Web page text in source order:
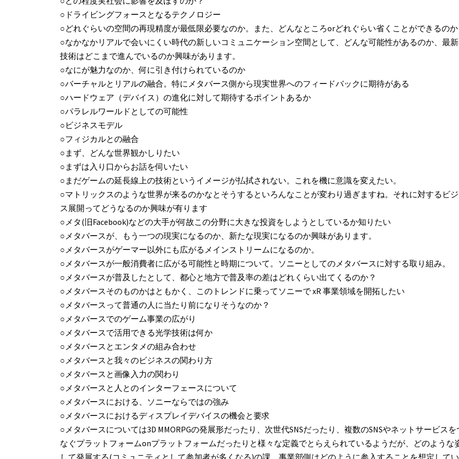
○ドライビングフォースとなるテクノロジー
○どれぐらいの空間の再現精度が最低限必要なのか。また、どんなところorどれぐらい省くことができるのか
○なかなかリアルで会いにくい時代の新しいコミュニケーション空間として、どんな可能性があるのか、最
技術はどこまで進んでいるのか興味があります。
○なにが魅力なのか、何に引き付けられているのか
○バーチャルとリアルの融合。特にメタバース側から現実世界へのフィードバックに期待がある
○ハードウェア（デバイス）の進化に対して期待するポイントあるか
○パラレルワールドとしての可能性
○ビジネスモデル
○フィジカルとの融合
○まず、どんな世界観かしりたい
○まずは入り口からお話を伺いたい
○まだゲームの延長線上の技術というイメージが払拭されない。これを機に意識を変えたい。
○マトリックスのような世界が来るのかなとそうするといろんなことが変わり過ぎますね。それに対するビ
ス展開ってどうなるのか興味が有ります
○メタ(旧Facebook)などの大手が何故この分野に大きな投資をしようとしているか知りたい
○メタバースが、もう一つの現実になるのか、新たな現実になるのか興味があります。
○メタバースがゲーマー以外にも広がるメインストリームになるのか。
○メタバースが一般消費者に広がる可能性と時期について。ソニーとしてのメタバースに対する取り組み。
○メタバースが普及したとして、都心と地方で普及率の差はどれくらい出てくるのか？
○メタバースそのものかはともかく、このトレンドに乗ってソニーで xR 事業領域を開拓したい
○メタバースって普通の人に当たり前になりそうなのか？
○メタバースでのゲーム事業の広がり
○メタバースで活用できる光学技術は何か
○メタバースとエンタメの組み合わせ
○メタバースと我々のビジネスの関わり方
○メタバースと画像入力の関わり
○メタバースと人とのインターフェースについて
○メタバースにおける、ソニーならではの強み
○メタバースにおけるディスプレイデバイスの機会と要求
○メタバースについては3D MMORPGの発展形だったり、次世代SNSだったり、複数のSNSやネットサービスを
なぐプラットフォームonプラットフォームだったりと様々な定義でとらえられているようだが、どのような